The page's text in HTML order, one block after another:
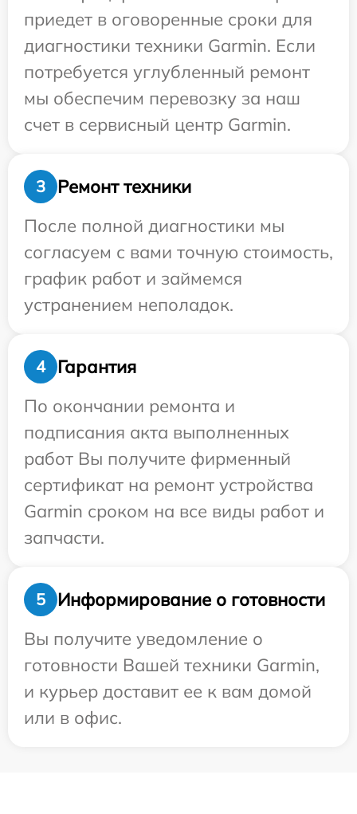
приедет в оговоренные сроки для
диагностики техники Garmin. Если
потребуется углубленный ремонт
мы обеспечим перевозку за наш
счет в сервисный центр Garmin.
3
Ремонт техники
После полной диагностики мы
согласуем с вами точную стоимость,
график работ и займемся
устранением неполадок.
4
Гарантия
По окончании ремонта и
подписания акта выполненных
работ Вы получите фирменный
сертификат на ремонт устройства
Garmin сроком на все виды работ и
запчасти.
5
Информирование о готовности
Вы получите уведомление о
готовности Вашей техники Garmin,
и курьер доставит ее к вам домой
или в офис.